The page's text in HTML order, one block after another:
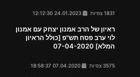
1831 צפיות
ראיון של הרב אמנון יצחק עם אמנון
לוי ערב פסח תש"פ [כולל הראיון
המלא] 07-04-2020
3575 צפיות